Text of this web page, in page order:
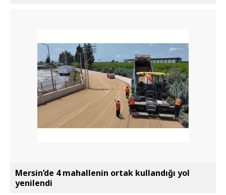
Mersin’de 4 mahallenin ortak kullandığı yol
yenilendi